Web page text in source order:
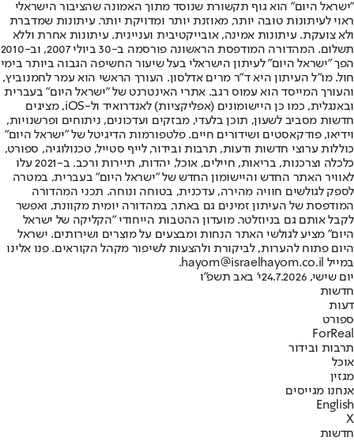
"ישראל היום" הוא גוף תקשורת שנוסד מתוך האמונה שהציבור הישראלי
ראוי לעיתונות טובה יותר, מאוזנת יותר ומדויקת יותר. עיתונות שמדברת
ולא צועקת. עיתונות אמינה, אובייקטיבית ועניינית. עיתונות אחרת וללא
תשלום. המהדורה המודפסת הראשונה פורסמה ב-30 ביולי 2007, וב-2010
הפך "ישראל היום" לעיתון הישראלי בעל שיעור החשיפה הגבוה ביותר בימי
חול. מו"ל העיתון היא ד"ר מרים אדלסון. העורך הראשי הוא עמר לחמנוביץ,
והעורך המייסד הוא עמוס רגב. אתרי האינטרנט של "ישראל היום" בעברית
ובאנגלית, כמו כן היישומונים (אפליקציות) לאנדרואיד ול-iOS, מציגים
חדשות מסביב לשעון, תוכן בלעדי, מבזקים ועדכונים, ניתוחים ופרשנויות,
וידיאו, פודקאסטים ושידורים חיים. פלטפורמות הדיגיטל של "ישראל היום"
כוללות ערוצי חדשות ודעות, תרבות ובידור, לייף סטייל, טכנולוגיה, ספורט,
כלכלה וצרכנות, בריאות, חיילים, אוכל, יהדות, תיירות ורכב. ב-2021 עלו
לאוויר האתר החדש והיישומון החדש של "ישראל היום" בעברית, במטרה
לספק לגולשים חוויה מהירה, עדכנית, בטוחה ונוחה. תכני המהדורה
המודפסת של העיתון זמינים גם באתר, במהדורה יומית מקוונת, ואפשר
לקבל אותם גם בניוזלטר. מועדון ההטבות הייחודי "הקליקה של ישראל
היום" מציע לגולשי האתר הנחות ומבצעים על מוצרים ושירותים. ישראל
היום פתוח להערות, לביקורת ולהצעות לשיפור מקהל הקוראים. פנו אלינו
במייל hayom@israelhayom.co.il.
יום שישי, 24.7.2026
י' באב תשפ"ו
חדשות
דעות
ספורט
ForReal
תרבות ובידור
אוכל
מגזין
אנחנו מגייסים
English
X
חדשות